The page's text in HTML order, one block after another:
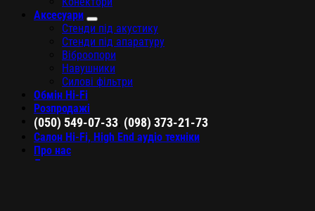
Аксесуари
Стенди під акустику
Стенди під апаратуру
Віброопори
Навушники
Силові фільтри
Обмін Hi-Fi
Розпродажі
(050) 549-07-33 (098) 373-21-73
Салон Hi-Fi, High End аудіо техніки
Про нас
Доставка та оплата